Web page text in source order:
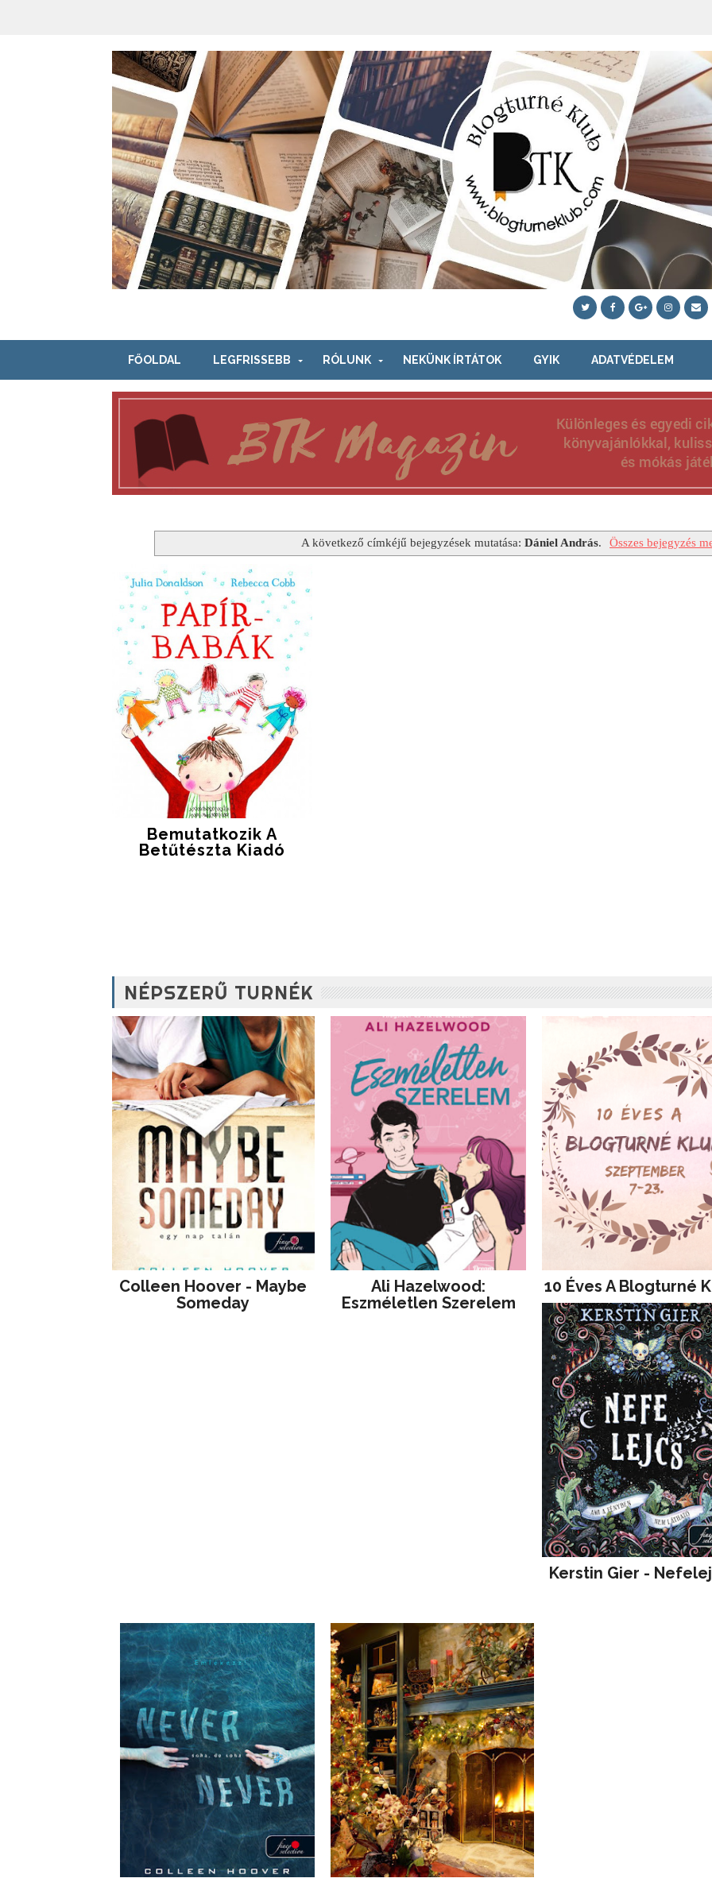
FŐOLDAL LEGFRISSEBB RÓLUNK NEKÜNK ÍRTÁTOK GYIK ADATVÉDELEM
A következő címkéjű bejegyzések mutatása: Dániel András. Összes bejegyzés
Bemutatkozik A
Betűtészta Kiadó
NÉPSZERŰ TURNÉK
Colleen Hoover - Maybe
Someday
Ali Hazelwood:
Eszméletlen Szerelem
10 Éves A Blogturné
Kerstin Gier -